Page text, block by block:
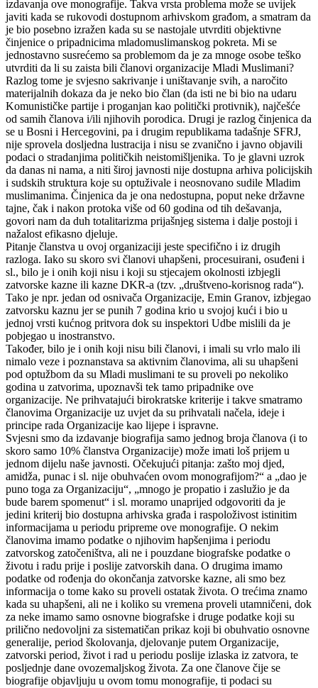
izdavanja ove monografije. Takva vrsta problema može se uvijek
javiti kada se rukovodi dostupnom arhivskom građom, a smatram da
je bio posebno izražen kada su se nastojale utvrditi objektivne
činjenice o pripadnicima mladomuslimanskog pokreta. Mi se
jednostavno susrećemo sa problemom da je za mnoge osobe teško
utvrditi da li su zaista bili članovi organizacije Mladi Muslimani?
Razlog tome je svjesno sakrivanje i uništavanje svih, a naročito
materijalnih dokaza da je neko bio član (da isti ne bi bio na udaru
Komunističke partije i proganjan kao politički protivnik), najčešće
od samih članova i/ili njihovih porodica. Drugi je razlog činjenica da
se u Bosni i Hercegovini, pa i drugim republikama tadašnje SFRJ,
nije sprovela dosljedna lustracija i nisu se zvanično i javno objavili
podaci o stradanjima političkih neistomišljenika. To je glavni uzrok
da danas ni nama, a niti široj javnosti nije dostupna arhiva policijskih
i sudskih struktura koje su optuživale i neosnovano sudile Mladim
muslimanima. Činjenica da je ona nedostupna, poput neke državne
tajne, čak i nakon protoka više od 60 godina od tih dešavanja,
govori nam da duh totalitarizma prijašnjeg sistema i dalje postoji i
nažalost efikasno djeluje.
Pitanje članstva u ovoj organizaciji jeste specifično i iz drugih
razloga. Iako su skoro svi članovi uhapšeni, procesuirani, osuđeni i
sl., bilo je i onih koji nisu i koji su stjecajem okolnosti izbjegli
zatvorske kazne ili kazne DKR-a (tzv. „društveno-korisnog rada“).
Tako je npr. jedan od osnivača Organizacije, Emin Granov, izbjegao
zatvorsku kaznu jer se punih 7 godina krio u svojoj kući i bio u
jednoj vrsti kućnog pritvora dok su inspektori Udbe mislili da je
pobjegao u inostranstvo.
Također, bilo je i onih koji nisu bili članovi, i imali su vrlo malo ili
nimalo veze i poznanstava sa aktivnim članovima, ali su uhapšeni
pod optužbom da su Mladi muslimani te su proveli po nekoliko
godina u zatvorima, upoznavši tek tamo pripadnike ove
organizacije. Ne prihvatajući birokratske kriterije i takve smatramo
članovima Organizacije uz uvjet da su prihvatali načela, ideje i
principe rada Organizacije kao lijepe i ispravne.
Svjesni smo da izdavanje biografija samo jednog broja članova (i to
skoro samo 10% članstva Organizacije) može imati loš prijem u
jednom dijelu naše javnosti. Očekujući pitanja: zašto moj djed,
amidža, punac i sl. nije obuhvaćen ovom monografijom?“ a „dao je
puno toga za Organizaciju“, „mnogo je propatio i zaslužio je da
bude barem spomenut“ i sl. moramo unaprijed odgovoriti da je
jedini kriterij bio dostupna arhivska građa i raspoloživost istinitim
informacijama u periodu pripreme ove monografije. O nekim
članovima imamo podatke o njihovim hapšenjima i periodu
zatvorskog zatočeništva, ali ne i pouzdane biografske podatke o
životu i radu prije i poslije zatvorskih dana. O drugima imamo
podatke od rođenja do okončanja zatvorske kazne, ali smo bez
informacija o tome kako su proveli ostatak života. O trećima znamo
kada su uhapšeni, ali ne i koliko su vremena proveli utamničeni, dok
za neke imamo samo osnovne biografske i druge podatke koji su
prilično nedovoljni za sistematičan prikaz koji bi obuhvatio osnovne
generalije, period školovanja, djelovanje putem Organizacije,
zatvorski period, život i rad u periodu poslije izlaska iz zatvora, te
posljednje dane ovozemaljskog života. Za one članove čije se
biografije objavljuju u ovom tomu monografije, ti podaci su